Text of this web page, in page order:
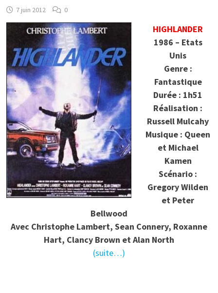
7 juin 2012 0
HIGHLANDER
1986 – Etats
Unis
Genre :
Fantastique
Durée : 1h51
Réalisation :
Russell Mulcahy
Musique : Queen
et Michael
Kamen
Scénario :
Gregory Wilden
et Peter
Bellwood
Avec Christophe Lambert, Sean Connery, Roxanne
Hart, Clancy Brown et Alan North
(suite…)